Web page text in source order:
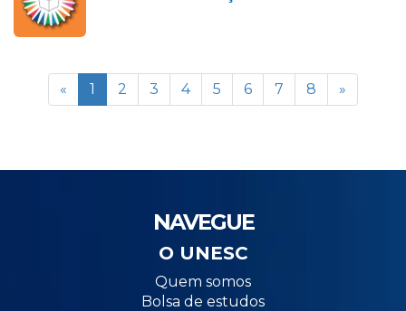
« 1 2 3 4 5 6 7 8 »
NAVEGUE
O UNESC
Quem somos
Bolsa de estudos